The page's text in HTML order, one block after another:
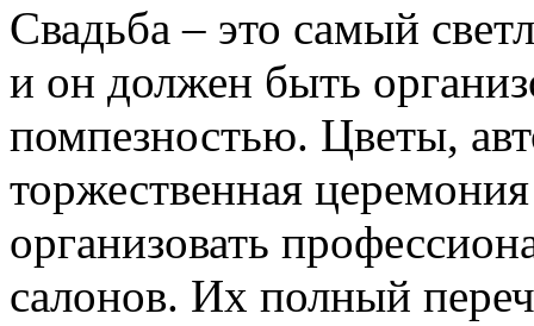
Свадьба – это самый
и он должен быть
помпезностью. Цветы,
торжественная
организовать
салонов. Их полный